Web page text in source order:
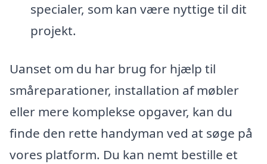
specialer, som kan være nyttige til dit
projekt.
Uanset om du har brug for hjælp til
småreparationer, installation af møbler
eller mere komplekse opgaver, kan du
finde den rette handyman ved at søge på
vores platform. Du kan nemt bestille et